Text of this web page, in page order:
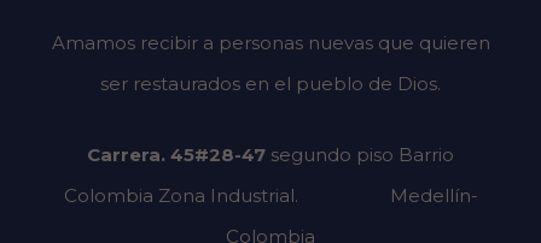
Amamos recibir a personas nuevas que quieren
ser restaurados en el pueblo de Dios.
Carrera. 45#28-47 segundo piso Barrio
Colombia Zona Industrial.
Medellín-
Colombia